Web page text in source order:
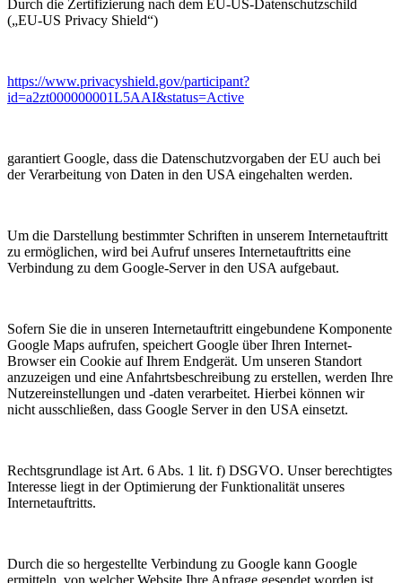
Durch die Zertifizierung nach dem EU-US-Datenschutzschild
(„EU-US Privacy Shield“)
https://www.privacyshield.gov/participant?
id=a2zt000000001L5AAI&status=Active
garantiert Google, dass die Datenschutzvorgaben der EU auch bei
der Verarbeitung von Daten in den USA eingehalten werden.
Um die Darstellung bestimmter Schriften in unserem Internetauftritt
zu ermöglichen, wird bei Aufruf unseres Internetauftritts eine
Verbindung zu dem Google-Server in den USA aufgebaut.
Sofern Sie die in unseren Internetauftritt eingebundene Komponente
Google Maps aufrufen, speichert Google über Ihren Internet-
Browser ein Cookie auf Ihrem Endgerät. Um unseren Standort
anzuzeigen und eine Anfahrtsbeschreibung zu erstellen, werden Ihre
Nutzereinstellungen und -daten verarbeitet. Hierbei können wir
nicht ausschließen, dass Google Server in den USA einsetzt.
Rechtsgrundlage ist Art. 6 Abs. 1 lit. f) DSGVO. Unser berechtigtes
Interesse liegt in der Optimierung der Funktionalität unseres
Internetauftritts.
Durch die so hergestellte Verbindung zu Google kann Google